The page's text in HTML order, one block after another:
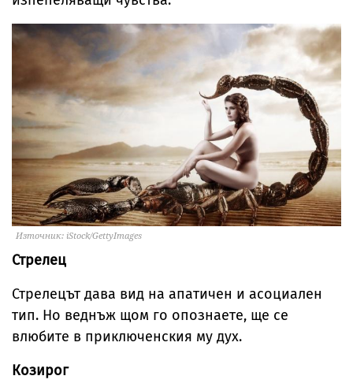
Източник: iStock/GettyImages
Стрелец
Стрелецът дава вид на апатичен и асоциален
тип. Но веднъж щом го опознаете, ще се
влюбите в приключенския му дух.
Козирог